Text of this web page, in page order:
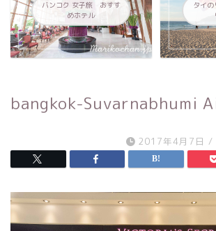
バンコク 女子旅 おすす
めホテル
タイの
bangkok-Suvarnabhumi
2017年4月7日 /